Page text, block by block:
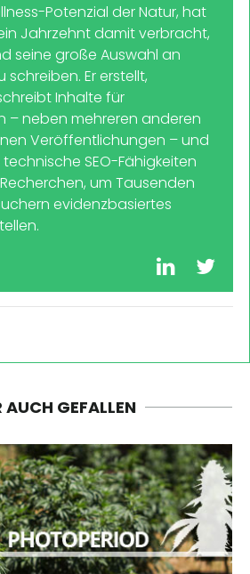
Potenzial der Natur, hat
Jahrzehnt damit verbracht,
seine große Auswahl an
Er erstellt,
Inhalte für
neben mehreren anderen
Veröffentlichungen – und
SEO-Fähigkeiten
um Tausenden
evidenzbasiertes
GEFALLEN